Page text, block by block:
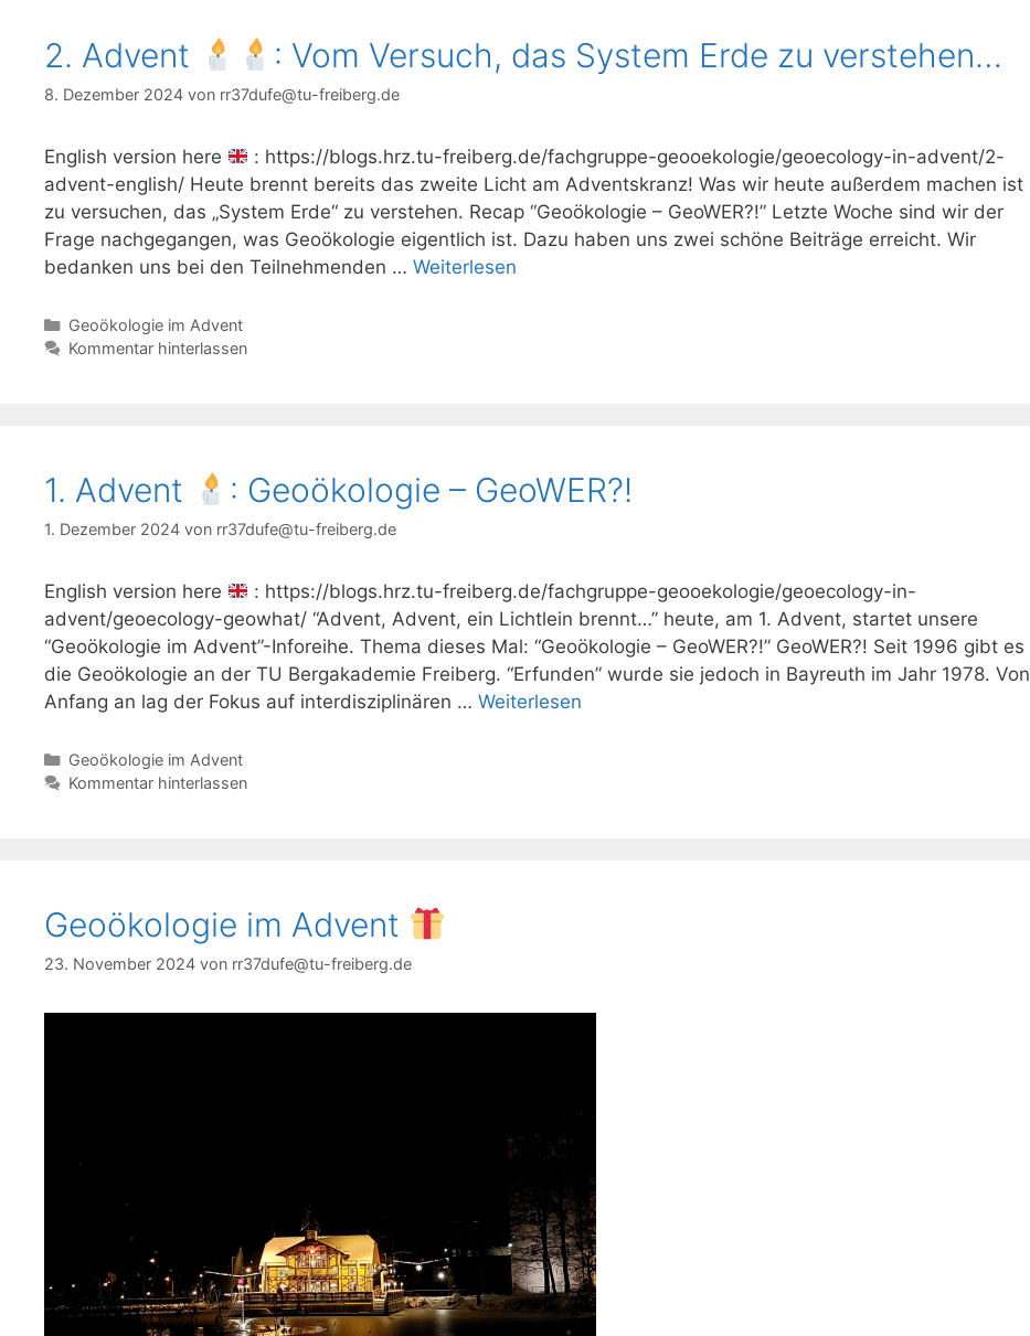
2. Advent : Vom Versuch, das System Erde zu verstehen…
8. Dezember 2024 von rr37dufe@tu-freiberg.de
English version here
: https://blogs.hrz.tu-freiberg.de/fachgruppe-geooekologie/geoecology-in-advent/2-
advent-english/ Heute brennt bereits das zweite Licht am Adventskranz! Was wir heute außerdem machen ist
zu versuchen, das „System Erde“ zu verstehen. Recap “Geoökologie – GeoWER?!” Letzte Woche sind wir der
Frage nachgegangen, was Geoökologie eigentlich ist. Dazu haben uns zwei schöne Beiträge erreicht. Wir
bedanken uns bei den Teilnehmenden … Weiterlesen
Kategorien
Geoökologie im Advent
Kommentar hinterlassen
1. Advent : Geoökologie – GeoWER?!
1. Dezember 2024 von rr37dufe@tu-freiberg.de
English version here
: https://blogs.hrz.tu-freiberg.de/fachgruppe-geooekologie/geoecology-in-
advent/geoecology-geowhat/ “Advent, Advent, ein Lichtlein brennt…” heute, am 1. Advent, startet unsere
“Geoökologie im Advent”-Inforeihe. Thema dieses Mal: “Geoökologie – GeoWER?!” GeoWER?! Seit 1996 gibt es
die Geoökologie an der TU Bergakademie Freiberg. “Erfunden” wurde sie jedoch in Bayreuth im Jahr 1978. Von
Anfang an lag der Fokus auf interdisziplinären … Weiterlesen
Kategorien
Geoökologie im Advent
Kommentar hinterlassen
Geoökologie im Advent
23. November 2024 von rr37dufe@tu-freiberg.de